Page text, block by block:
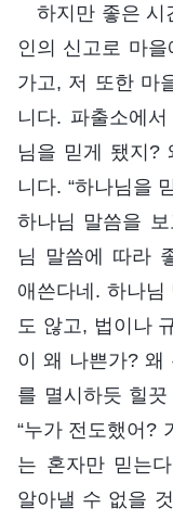
하지만 좋은 시
인의 신고로 마
가고, 저 또한 마
니다. 파출소에
님을 믿게 됐지?
니다. “하나님을
하나님 말씀을
님 말씀에 따라
애쓴다네. 하나님
도 않고, 법이나
이 왜 나쁜가? 왜
를 멸시하듯 힐
“누가 전도했어?
는 혼자만 믿는
알아낼 수 없을